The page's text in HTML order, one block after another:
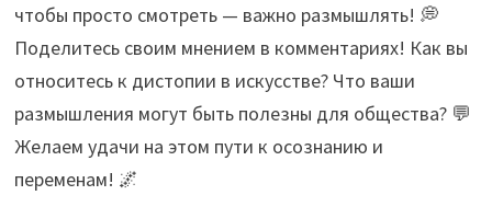
чтобы просто смотреть — важно размышлять! 💭
Поделитесь своим мнением в комментариях! Как вы
относитесь к дистопии в искусстве? Что ваши
размышления могут быть полезны для общества? 💬
Желаем удачи на этом пути к осознанию и
переменам! 🌌